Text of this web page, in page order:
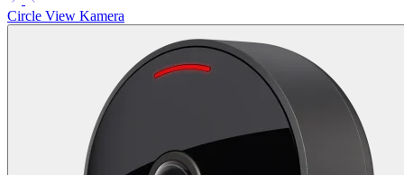
Circle View Kamera